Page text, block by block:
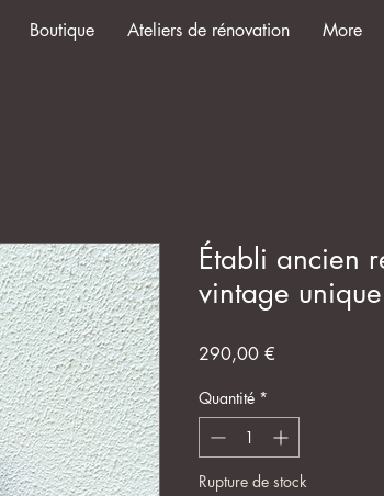
Boutique Ateliers de rénovation More
Établi ancien
vintage unique
290,00 €
Quantité *
Rupture de stock